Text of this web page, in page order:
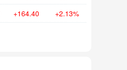
+164.40 +2.13%